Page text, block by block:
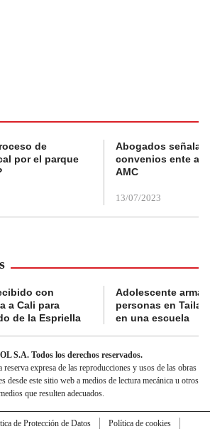
de
por el parque
Abogados
convenios ente
AMC
13/07/2023
con
a Cali para
de la Espriella
Adolescente
personas en
en una escuela
S.A. Todos los derechos reservados.
expresa de las reproducciones y usos de las obras
desde este sitio web a medios de lectura mecánica u otros
que resulten adecuados.
de Protección de Datos
Política de cookies